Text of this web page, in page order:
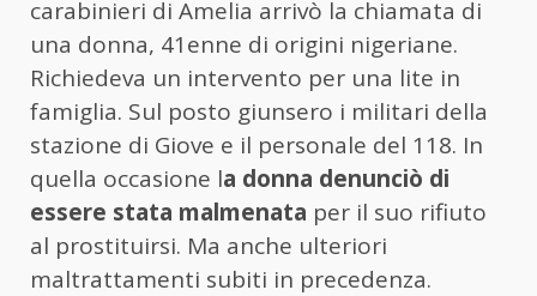
carabinieri di Amelia arrivò la chiamata di
una donna, 41enne di origini nigeriane.
Richiedeva un intervento per una lite in
famiglia. Sul posto giunsero i militari della
stazione di Giove e il personale del 118. In
quella occasione la donna denunciò di
essere stata malmenata per il suo rifiuto
al prostituirsi. Ma anche ulteriori
maltrattamenti subiti in precedenza.